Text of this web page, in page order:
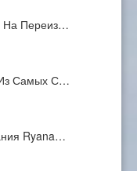
На Переиз…
Самых С…
Ryana…